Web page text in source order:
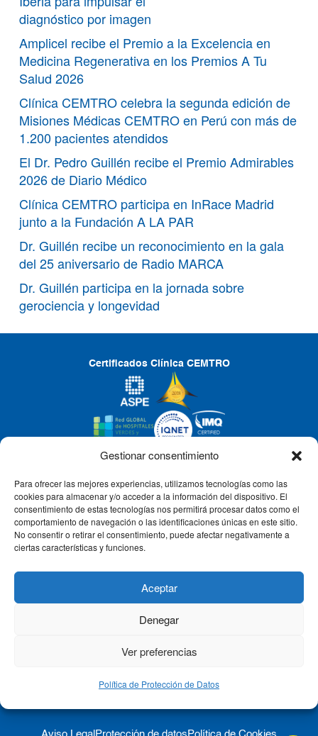
Gestionar consentimiento
Para ofrecer las mejores experiencias, utilizamos tecnologías como las
cookies para almacenar y/o acceder a la información del dispositivo. El
consentimiento de estas tecnologías nos permitirá procesar datos como el
comportamiento de navegación o las identificaciones únicas en este sitio.
No consentir o retirar el consentimiento, puede afectar negativamente a
ciertas características y funciones.
Aceptar
Denegar
Ver preferencias
Política de Protección de Datos
diagnóstico por imagen
Amplicel recibe el Premio a la Excelencia en
Medicina Regenerativa en los Premios A Tu
Salud 2026
Clínica CEMTRO celebra la segunda edición de
Misiones Médicas CEMTRO en Perú con más de
1.200 pacientes atendidos
El Dr. Pedro Guillén recibe el Premio Admirables
2026 de Diario Médico
Clínica CEMTRO participa en InRace Madrid
junto a la Fundación A LA PAR
Dr. Guillén recibe un reconocimiento en la gala
del 25 aniversario de Radio MARCA
Dr. Guillén participa en la jornada sobre
gerociencia y longevidad
Certificados Clínica CEMTRO
CLÍNICA CEMTRO
QUIÉNES SOMOS